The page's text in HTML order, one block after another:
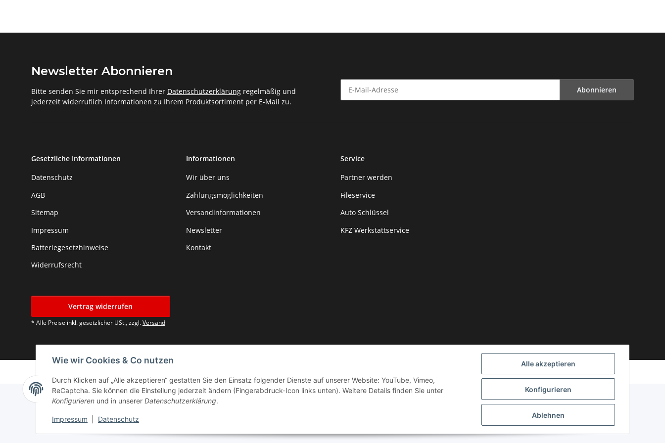
Alle akzeptieren
Konfigurieren
Ablehnen
Wie wir Cookies & Co nutzen
Durch Klicken auf „Alle akzeptieren“ gestatten Sie den Einsatz folgender Dienste auf unserer Website: YouTube, Vimeo,
ReCaptcha. Sie können die Einstellung jederzeit ändern (Fingerabdruck-Icon links unten). Weitere Details finden Sie unter
Konfigurieren und in unserer Datenschutzerklärung.
Impressum Datenschutz
Newsletter Abonnieren
Bitte senden Sie mir entsprechend Ihrer Datenschutzerklärung regelmäßig und
jederzeit widerruflich Informationen zu Ihrem Produktsortiment per E-Mail zu.
Abonnieren
Gesetzliche Informationen
Datenschutz
AGB
Sitemap
Impressum
Batteriegesetzhinweise
Widerrufsrecht
Informationen
Wir über uns
Zahlungsmöglichkeiten
Versandinformationen
Newsletter
Kontakt
Service
Partner werden
Fileservice
Auto Schlüssel
KFZ Werkstattservice
Vertrag widerrufen
* Alle Preise inkl. gesetzlicher USt., zzgl.Versand
© by Moto Technik UG Powered byJTL-Shop